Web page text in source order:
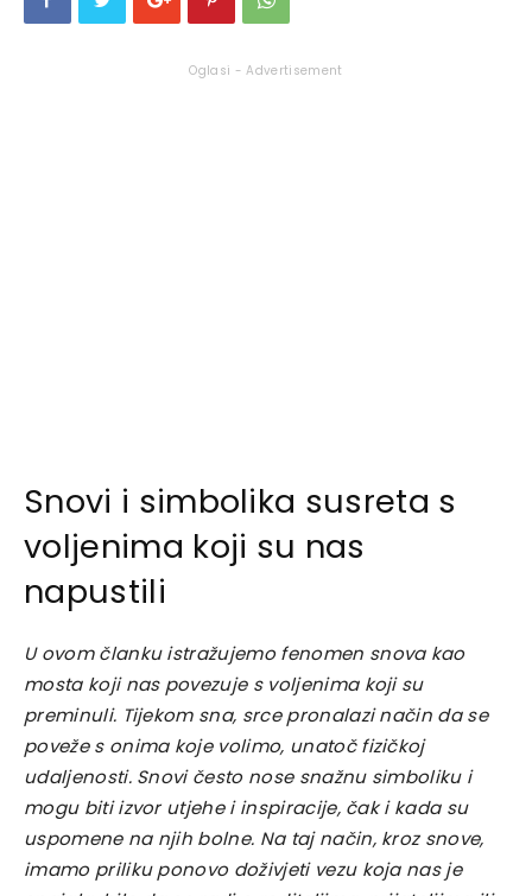
Oglasi - Advertisement
Snovi i simbolika susreta s
voljenima koji su nas
napustili
U ovom članku istražujemo fenomen snova kao
mosta koji nas povezuje s voljenima koji su
preminuli. Tijekom sna, srce pronalazi način da se
poveže s onima koje volimo, unatoč fizičkoj
udaljenosti. Snovi često nose snažnu simboliku i
mogu biti izvor utjehe i inspiracije, čak i kada su
uspomene na njih bolne. Na taj način, kroz snove,
imamo priliku ponovo doživjeti vezu koja nas je